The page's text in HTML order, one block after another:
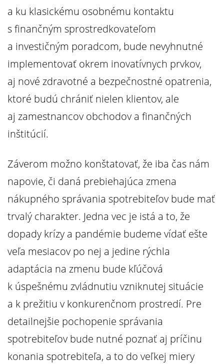
a ku klasickému osobnému kontaktu
s finančným sprostredkovateľom
a investičným poradcom, bude nevyhnutné
implementovať okrem inovatívnych prvkov,
aj nové zdravotné a bezpečnostné opatrenia,
ktoré budú chrániť nielen klientov, ale
aj zamestnancov obchodov a finančných
inštitúcií.
Záverom možno konštatovať, že iba čas nám
napovie, či daná prebiehajúca zmena
nákupného správania spotrebiteľov bude mať
trvalý charakter. Jedna vec je istá a to, že
dopady krízy a pandémie budeme vídať ešte
veľa mesiacov po nej a jedine rýchla
adaptácia na zmenu bude kľúčová
k úspešnému zvládnutiu vzniknutej situácie
a k prežitiu v konkurenčnom prostredí. Pre
detailnejšie pochopenie správania
spotrebiteľov bude nutné poznať aj príčinu
konania spotrebiteľa, a to do veľkej miery